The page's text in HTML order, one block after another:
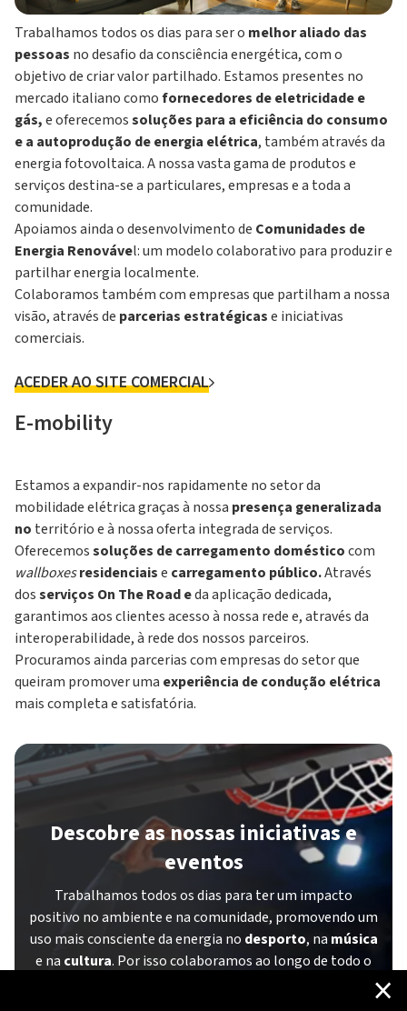
×
Trabalhamos todos os dias para ser o melhor aliado das
pessoas no desafio da consciência energética, com o
objetivo de criar valor partilhado. Estamos presentes no
mercado italiano comofornecedores de eletricidade e
gás,e oferecemossoluções para a eficiência do consumo
e a autoprodução de energia elétrica, também através da
energia fotovoltaica. A nossa vasta gama de produtos e
serviços destina-se a particulares, empresas e a toda a
comunidade.
Apoiamos ainda o desenvolvimento de Comunidades de
Energia Renovável: um modelo colaborativo para produzir e
partilhar energia localmente.
Colaboramos também com empresas que partilham a nossa
visão, através de parcerias estratégicase iniciativas
comerciais.
ACEDER AO SITE COMERCIAL
E-mobility
Estamos a expandir-nos rapidamente no setor da
mobilidade elétrica graças à nossa presença generalizada
no território e à nossa oferta integrada de serviços.
Oferecemossoluções de carregamento domésticocom
wallboxesresidenciaise carregamento público.Através
dosserviços On The Road eda aplicação dedicada,
garantimos aos clientes acesso à nossa rede e, através da
interoperabilidade, à rede dos nossos parceiros.
Procuramos ainda parcerias com empresas do setor que
queiram promover uma experiência de condução elétrica
mais completa e satisfatória.
Descobre as nossas iniciativas e
eventos
Trabalhamos todos os dias para ter um impacto
positivo no ambiente e na comunidade, promovendo um
uso mais consciente da energia no desporto, namúsica
e na cultura. Por isso colaboramos ao longo de todo o